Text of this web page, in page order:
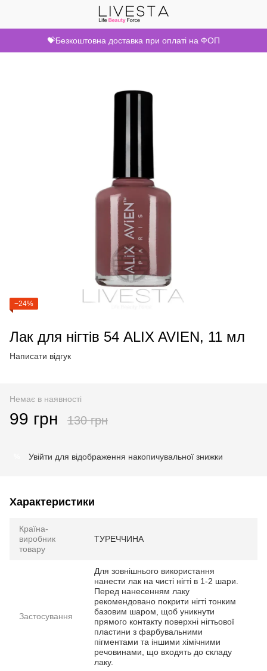
💝Безкоштовна доставка при оплаті на ФОП
−24%
Лак для нігтів 54 ALIX AVIEN, 11 мл
Написати відгук
Немає в наявності
99 грн 130 грн
Увійти для відображення накопичувальної знижки
Характеристики
Країна-
виробник
товару
ТУРЕЧЧИНА
Застосування
Для зовнішнього використання
нанести лак на чисті нігті в 1-2 шари.
Перед нанесенням лаку
рекомендовано покрити нігті тонким
базовим шаром, щоб уникнути
прямого контакту поверхні нігтьової
пластини з фарбувальними
пігментами та іншими хімічними
речовинами, що входять до складу
лаку.